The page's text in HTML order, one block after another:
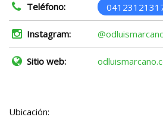
Teléfono:
Instagram:
Sitio web:
Ubicación: